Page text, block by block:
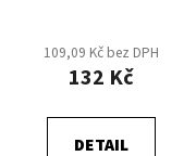
109,09 Kč bez DPH
132 Kč
DETAIL